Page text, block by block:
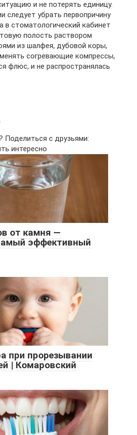
и не потерять единицу.
следует убрать первопричину
в стоматологический кабинет
полость раствором
из шалфея, дубовой коры,
согревающие компрессы,
флюс, и не распространялась
Поделиться с друзьями:
интересно
от камня —
эффективный
при прорезывании
| Комаровский